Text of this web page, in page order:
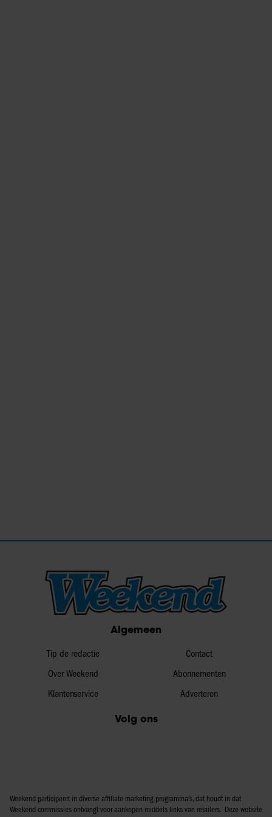
Algemeen
Tip de redactie
Over Weekend
Klantenservice
Contact
Abonnementen
Adverteren
Volg ons
Weekend participeert in diverse affiliate marketing programma’s, dat houdt in dat
Weekend commissies ontvangt voor aankopen middels links van retailers. Deze website